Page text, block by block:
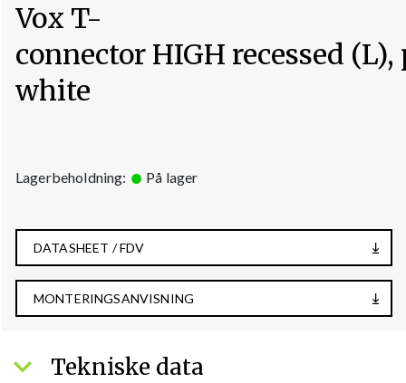
Vox T-
connector HIGH recessed (L),
white
Lagerbeholdning: På lager
DATASHEET / FDV
MONTERINGSANVISNING
Tekniske data